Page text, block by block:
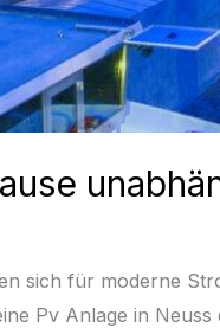
sich für moderne
Pv Anlage in